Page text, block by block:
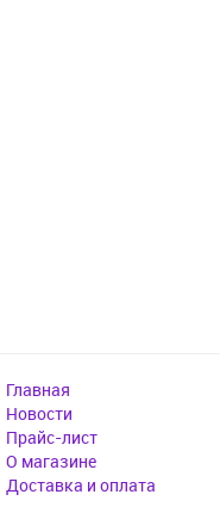
Главная
Новости
Прайс-лист
О магазине
Доставка и оплата